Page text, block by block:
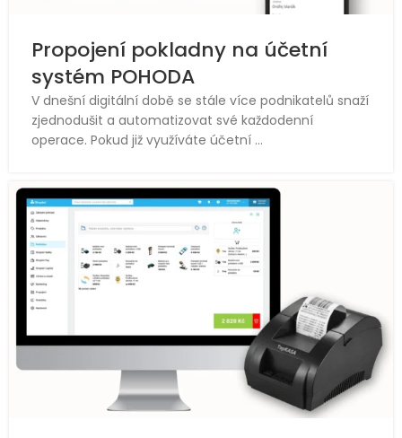
Propojení pokladny na účetní
systém POHODA
V dnešní digitální době se stále více podnikatelů snaží
zjednodušit a automatizovat své každodenní
operace. Pokud již využíváte účetní ...